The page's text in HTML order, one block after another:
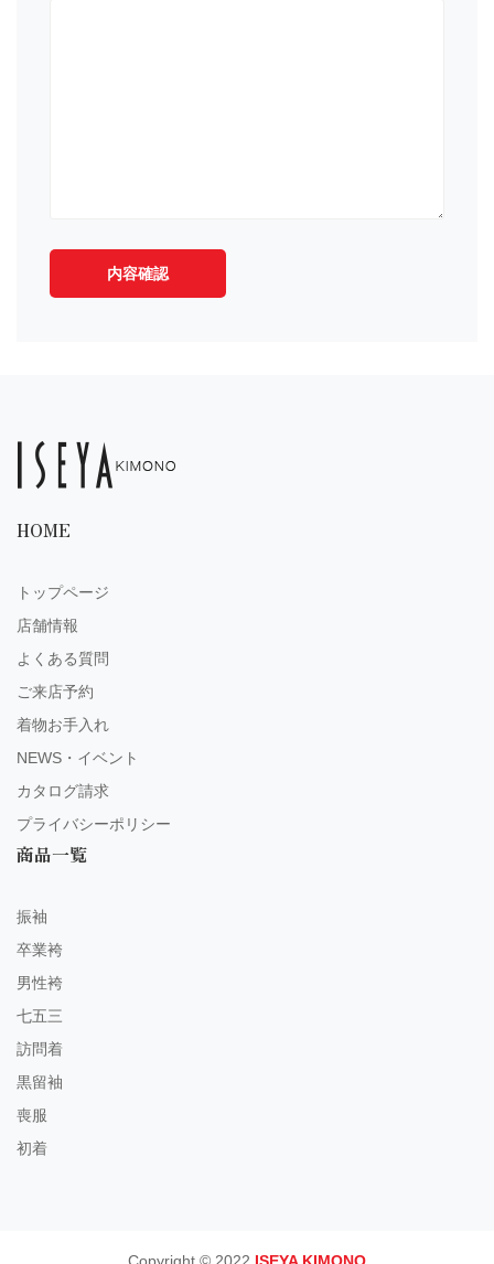
内容確認
HOME
トップページ
店舗情報
よくある質問
ご来店予約
着物お手入れ
NEWS・イベント
カタログ請求
プライバシーポリシー
商品一覧
振袖
卒業袴
男性袴
七五三
訪問着
黒留袖
喪服
初着